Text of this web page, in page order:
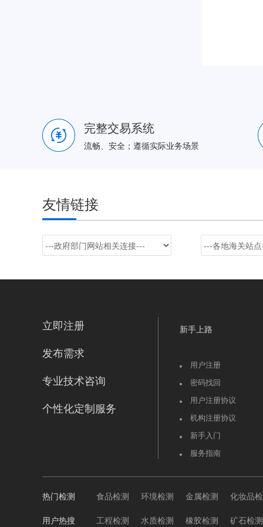
完整交易系统
流畅、安全；遵循实际业务场景
友情链接
立即注册
发布需求
专业技术咨询
个性化定制服务
新手上路
用户注册
密码找回
用户注册协议
机构注册协议
新手入门
服务指南
热门检测 食品检测 环境检测 金属检测 化妆品
用户热搜 工程检测 水质检测 橡胶检测 矿石检测